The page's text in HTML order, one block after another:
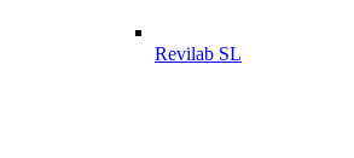
Revilab SL